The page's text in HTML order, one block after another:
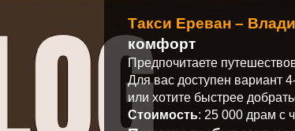
Такси Ереван –
комфорт
Предпочитаете
Для вас доступен вариант
или хотите быстрее
Стоимость: 25 000 драм с